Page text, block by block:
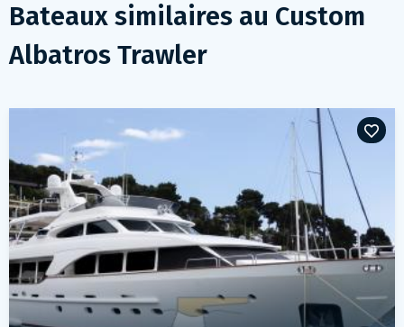
Bateaux similaires au Custom
Albatros Trawler